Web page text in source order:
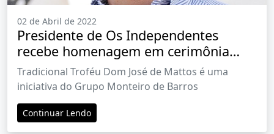
02 de Abril de 2022
Presidente de Os Independentes
recebe homenagem em cerimônia
beneficente
Tradicional Troféu Dom José de Mattos é uma
iniciativa do Grupo Monteiro de Barros
Continuar Lendo